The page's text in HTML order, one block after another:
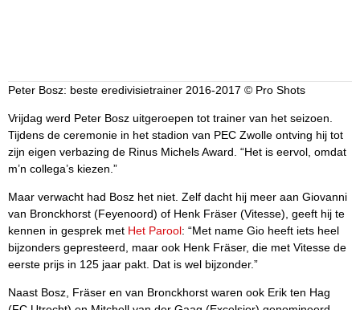
Peter Bosz: beste eredivisietrainer 2016-2017 © Pro Shots
Vrijdag werd Peter Bosz uitgeroepen tot trainer van het seizoen.
Tijdens de ceremonie in het stadion van PEC Zwolle ontving hij tot
zijn eigen verbazing de Rinus Michels Award. “Het is eervol, omdat
m’n collega’s kiezen.”
Maar verwacht had Bosz het niet. Zelf dacht hij meer aan Giovanni
van Bronckhorst (Feyenoord) of Henk Fräser (Vitesse), geeft hij te
kennen in gesprek met Het Parool: “Met name Gio heeft iets heel
bijzonders gepresteerd, maar ook Henk Fräser, die met Vitesse de
eerste prijs in 125 jaar pakt. Dat is wel bijzonder.”
Naast Bosz, Fräser en van Bronckhorst waren ook Erik ten Hag